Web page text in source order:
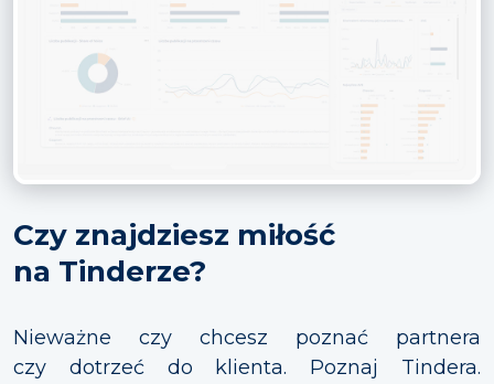
Czy znajdziesz miłość
na Tinderze?
Nieważne czy chcesz poznać partnera
czy dotrzeć do klienta. Poznaj Tindera.